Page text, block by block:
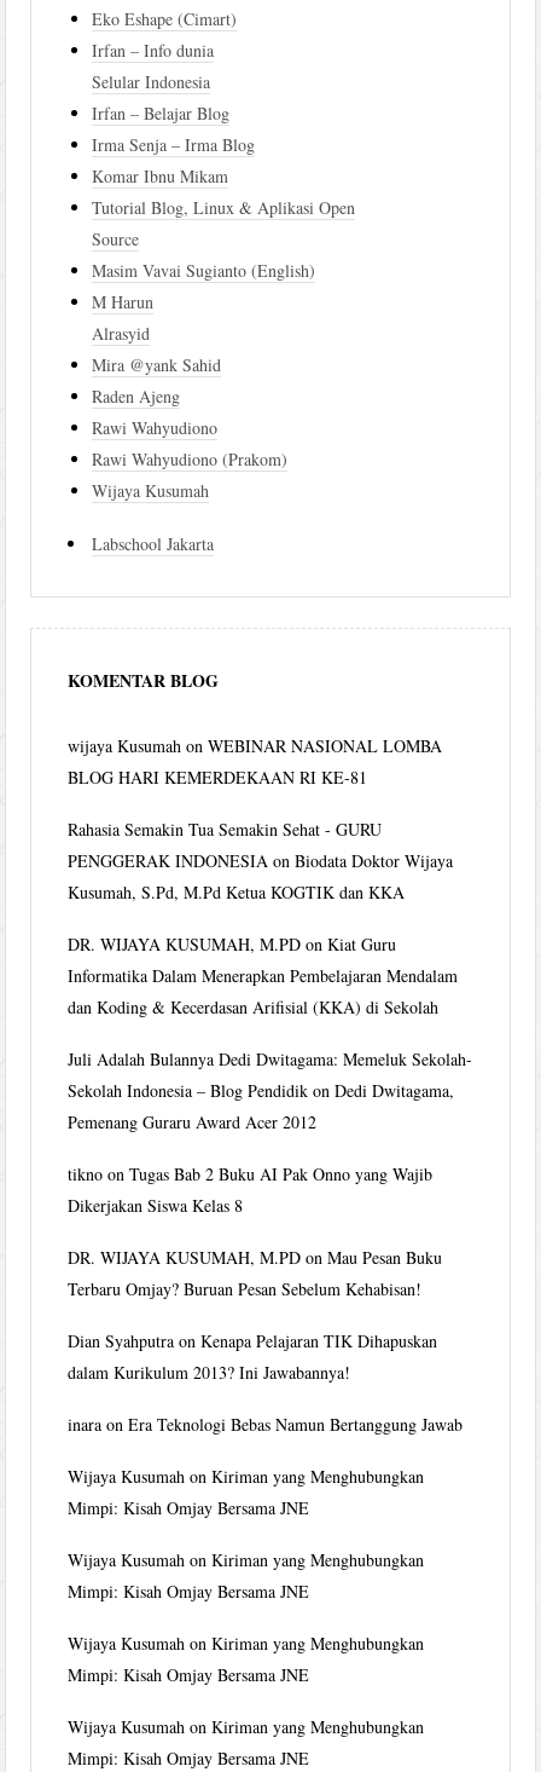
Eko Eshape (Cimart)
Irfan – Info dunia
Selular Indonesia
Irfan – Belajar Blog
Irma Senja – Irma Blog
Komar Ibnu Mikam
Tutorial Blog, Linux & Aplikasi Open
Source
Masim Vavai Sugianto (English)
M Harun
Alrasyid
Mira @yank Sahid
Raden Ajeng
Rawi Wahyudiono
Rawi Wahyudiono (Prakom)
Wijaya Kusumah
Labschool Jakarta
KOMENTAR BLOG
wijaya Kusumah onWEBINAR NASIONAL LOMBA
BLOG HARI KEMERDEKAAN RI KE-81
Rahasia Semakin Tua Semakin Sehat - GURU
PENGGERAK INDONESIA onBiodata Doktor Wijaya
Kusumah, S.Pd, M.Pd Ketua KOGTIK dan KKA
DR. WIJAYA KUSUMAH, M.PD onKiat Guru
Informatika Dalam Menerapkan Pembelajaran Mendalam
dan Koding & Kecerdasan Arifisial (KKA) di Sekolah
Juli Adalah Bulannya Dedi Dwitagama: Memeluk Sekolah-
Sekolah Indonesia – Blog Pendidik onDedi Dwitagama,
Pemenang Guraru Award Acer 2012
tikno onTugas Bab 2 Buku AI Pak Onno yang Wajib
Dikerjakan Siswa Kelas 8
DR. WIJAYA KUSUMAH, M.PD onMau Pesan Buku
Terbaru Omjay? Buruan Pesan Sebelum Kehabisan!
Dian Syahputra onKenapa Pelajaran TIK Dihapuskan
dalam Kurikulum 2013? Ini Jawabannya!
inara onEra Teknologi Bebas Namun Bertanggung Jawab
Wijaya Kusumah onKiriman yang Menghubungkan
Mimpi: Kisah Omjay Bersama JNE
Wijaya Kusumah onKiriman yang Menghubungkan
Mimpi: Kisah Omjay Bersama JNE
Wijaya Kusumah onKiriman yang Menghubungkan
Mimpi: Kisah Omjay Bersama JNE
Wijaya Kusumah onKiriman yang Menghubungkan
Mimpi: Kisah Omjay Bersama JNE